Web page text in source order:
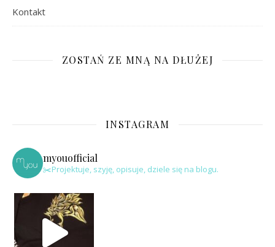
Kontakt
ZOSTAŃ ZE MNĄ NA DŁUŻEJ
INSTAGRAM
myouofficial
✂️Projektuje, szyję, opisuje, dziele się na blogu.